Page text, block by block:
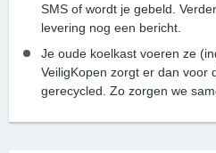
SMS of wordt je gebeld.
levering nog een bericht.
Je oude koelkast voeren ze
VeiligKopen zorgt er dan voor
gerecycled. Zo zorgen we